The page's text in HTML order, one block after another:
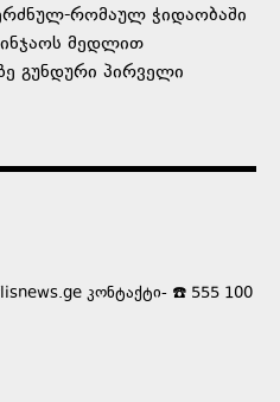
რომაულ ჭიდაობაში
მედლით
გუნდური პირველი
კონტაქტი- ☎️ 555 100